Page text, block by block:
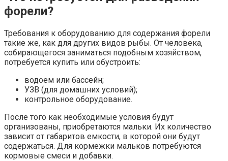
форели?
Требования к оборудованию для содержания форели
такие же, как для других видов рыбы. От человека,
собирающегося заниматься подобным хозяйством,
потребуется купить или обустроить:
водоем или бассейн;
УЗВ (для домашних условий);
контрольное оборудование.
После того как необходимые условия будут
организованы, приобретаются мальки. Их количество
зависит от габаритов емкости, в которой они будут
содержаться. Для кормежки мальков потребуются
кормовые смеси и добавки.